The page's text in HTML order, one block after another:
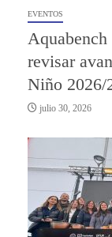
EVENTOS
revisar
Niño 2026/
julio 30, 2026